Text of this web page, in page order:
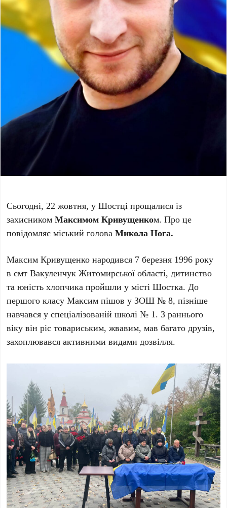
Сьогодні, 22 жовтня, у Шостці прощалися із
захисником Максимом Кривущенком. Про це
повідомляє міський головаМикола Нога.
Максим Кривущенко народився 7 березня 1996 року
в смт Вакуленчук Житомирської області, дитинство
та юність хлопчика пройшли у місті Шостка. До
першого класу Максим пішов у ЗОШ № 8, пізніше
навчався у спеціалізованій школі № 1. З раннього
віку він ріс товариським, жвавим, мав багато друзів,
захоплювався активними видами дозвілля.